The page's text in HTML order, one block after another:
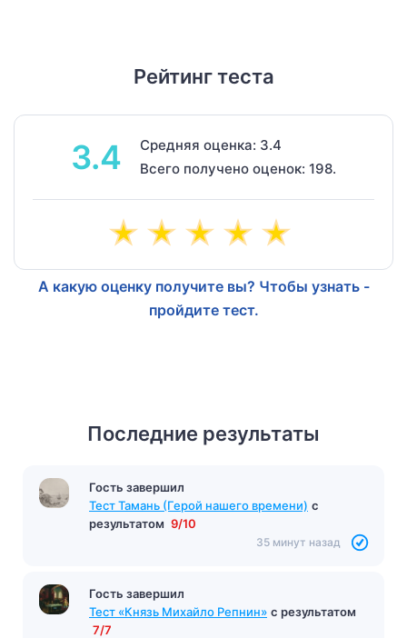
Рейтинг теста
3.4
Средняя оценка: 3.4
Всего получено оценок: 198.
А какую оценку получите вы? Чтобы узнать -
пройдите тест.
Последние результаты
Гость завершил
Тест Тамань (Герой нашего времени) с
результатом 9/10
35 минут назад
Гость завершил
Тест «Князь Михайло Репнин» с результатом
7/7